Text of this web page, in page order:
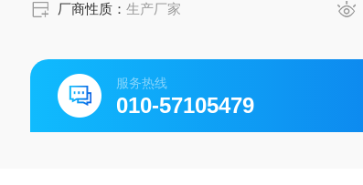
厂商性质：生产厂家
服务热线
010-57105479